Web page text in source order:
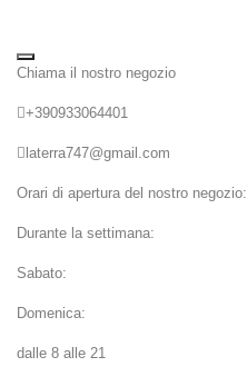
Chiama il nostro negozio
+390933064401
laterra747@gmail.com
Orari di apertura del nostro negozio:
Durante la settimana:
Sabato:
Domenica:
dalle 8 alle 21